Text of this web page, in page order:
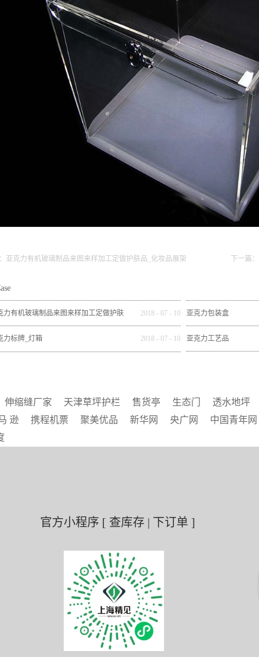
亚克力有机玻璃制品来图来样加工定做护肤品_化妆品展架 下一篇：
力有机玻璃制品来图来样加工定做护肤
妆品展架
2018 - 07 - 10 亚克力包装盒
力标牌_灯箱 2018 - 07 - 10 亚克力工艺品
伸缩缝厂家 天津草坪护栏 售货亭 生态门 透水地坪
逊 携程机票 聚美优品 新华网 央广网 中国青年网
官方小程序 [ 查库存 | 下订单 ]